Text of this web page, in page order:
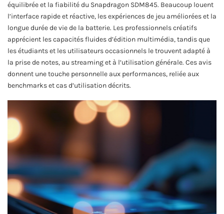
équilibrée et la fiabilité du Snapdragon SDM845. Beaucoup louent
l’interface rapide et réactive, les expériences de jeu améliorées et la
longue durée de vie de la batterie. Les professionnels créatifs
apprécient les capacités fluides d’édition multimédia, tandis que
les étudiants et les utilisateurs occasionnels le trouvent adapté à
la prise de notes, au streaming et à l’utilisation générale. Ces avis
donnent une touche personnelle aux performances, reliée aux
benchmarks et cas d’utilisation décrits.